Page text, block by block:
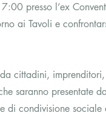
presso l’ex
ai Tavoli e
cittadini,
saranno presentate
condivisione sociale